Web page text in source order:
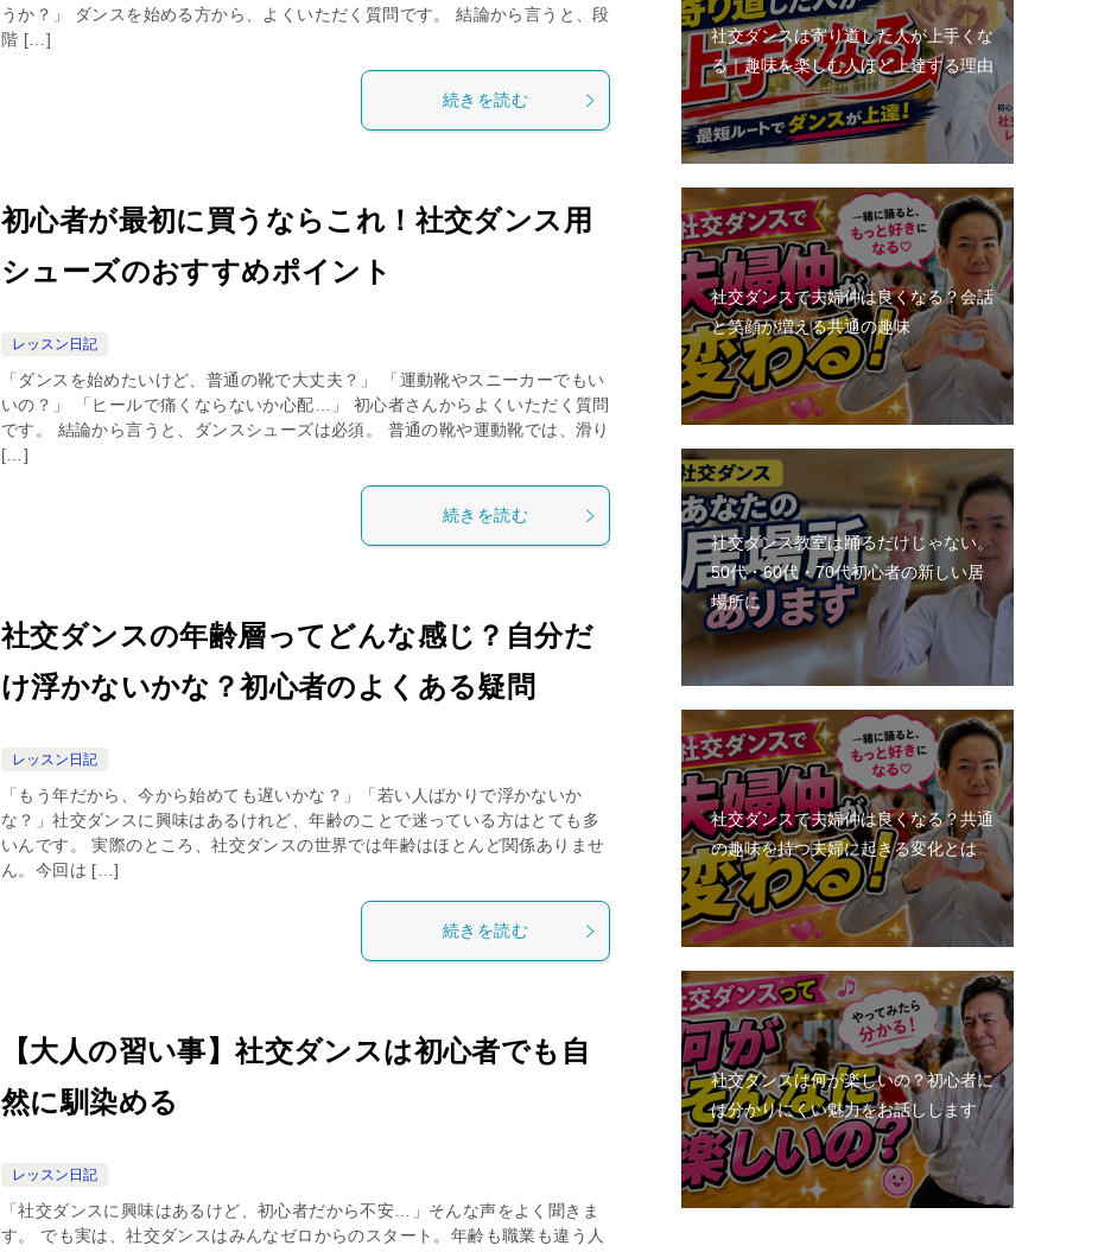
うか？」 ダンスを始める方から、よくいただく質問です。 結論から言うと、段
階 […]
続きを読む
初心者が最初に買うならこれ！社交ダンス用
シューズのおすすめポイント
レッスン日記
「ダンスを始めたいけど、普通の靴で大丈夫？」 「運動靴やスニーカーでもい
いの？」 「ヒールで痛くならないか心配…」 初心者さんからよくいただく質問
です。 結論から言うと、ダンスシューズは必須。 普通の靴や運動靴では、滑り
[…]
続きを読む
社交ダンスの年齢層ってどんな感じ？自分だ
け浮かないかな？初心者のよくある疑問
レッスン日記
「もう年だから、今から始めても遅いかな？」「若い人ばかりで浮かないか
な？」社交ダンスに興味はあるけれど、年齢のことで迷っている方はとても多
いんです。 実際のところ、社交ダンスの世界では年齢はほとんど関係ありませ
ん。今回は […]
続きを読む
【大人の習い事】社交ダンスは初心者でも自
然に馴染める
レッスン日記
「社交ダンスに興味はあるけど、初心者だから不安…」そんな声をよく聞きま
す。 でも実は、社交ダンスはみんなゼロからのスタート。年齢も職業も違う人
ン
日
記
社交ダンスは寄り道した人が上手くな
る｜趣味を楽しむ人ほど上達する理由
社交ダンスで夫婦仲は良くなる？会話
と笑顔が増える共通の趣味
社交ダンス教室は踊るだけじゃない。
50代・60代・70代初心者の新しい居
場所に
社交ダンスで夫婦仲は良くなる？共通
の趣味を持つ夫婦に起きる変化とは
社交ダンスは何が楽しいの？初心者に
は分かりにくい魅力をお話しします